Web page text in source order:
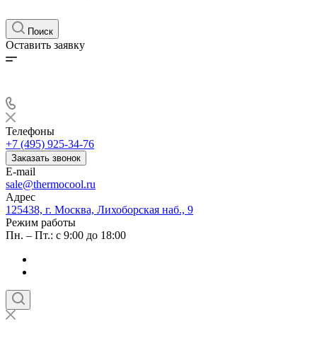
Поиск
Оставить заявку
Телефоны
+7 (495) 925-34-76
Заказать звонок
E-mail
sale@thermocool.ru
Адрес
125438, г. Москва, Лихоборская наб., 9
Режим работы
Пн. – Пт.: с 9:00 до 18:00